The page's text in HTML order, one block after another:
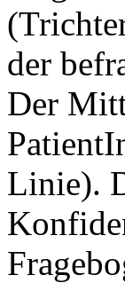
der
Der
Linie).